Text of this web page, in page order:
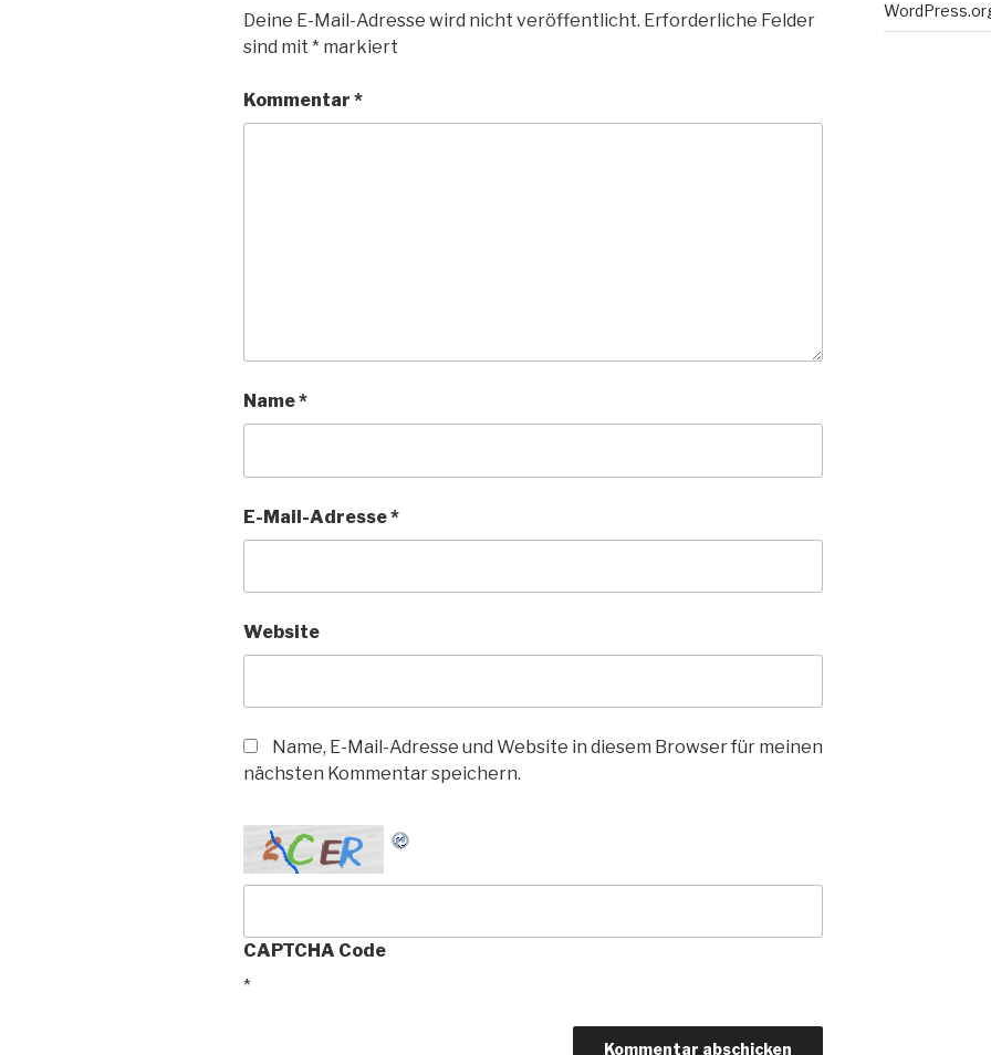
Deine E-Mail-Adresse wird nicht veröffentlicht. Erforderliche Felder
sind mit * markiert
Kommentar *
Name*
E-Mail-Adresse*
Website
Name, E-Mail-Adresse und Website in diesem Browser für meinen
nächsten Kommentar speichern.
CAPTCHA Code
*